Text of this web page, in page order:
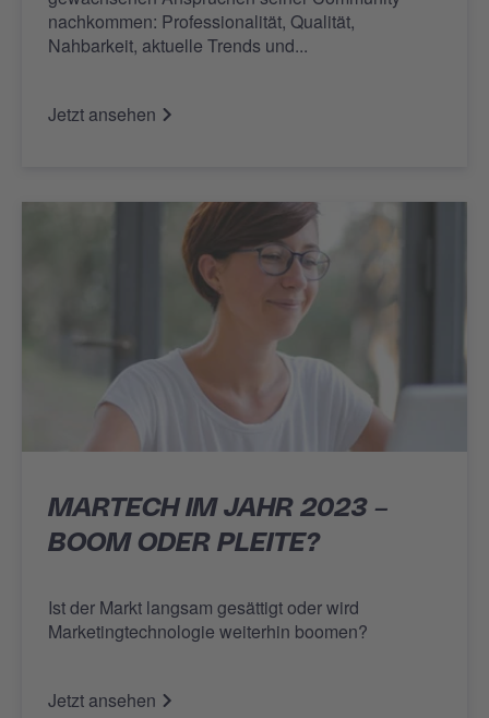
nachkommen: Professionalität, Qualität,
Nahbarkeit, aktuelle Trends und...
Jetzt ansehen
MARTECH IM JAHR 2023 –
BOOM ODER PLEITE?
Ist der Markt langsam gesättigt oder wird
Marketingtechnologie weiterhin boomen?
Jetzt ansehen